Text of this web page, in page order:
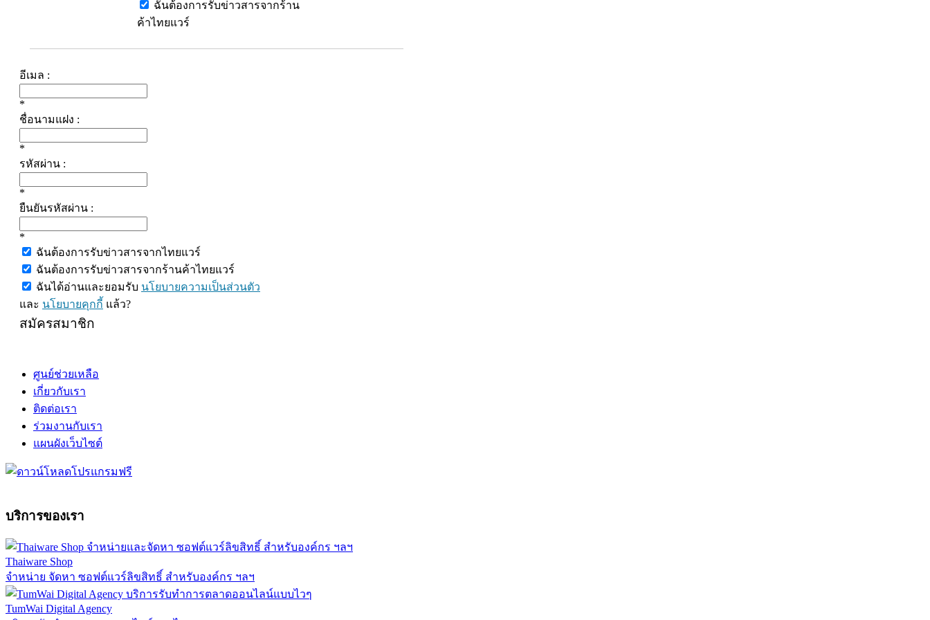
ฉันต้องการรับข่าวสารจากร้าน
ค้าไทยแวร์
อีเมล :
*
ชื่อนามแฝง :
*
รหัสผ่าน :
*
ยืนยันรหัสผ่าน :
*
ฉันต้องการรับข่าวสารจากไทยแวร์
ฉันต้องการรับข่าวสารจากร้านค้าไทยแวร์
ฉันได้อ่านและยอมรับ นโยบายความเป็นส่วนตัว
และ นโยบายคุกกี้ แล้ว?
สมัครสมาชิก
ศูนย์ช่วยเหลือ
เกี่ยวกับเรา
ติดต่อเรา
ร่วมงานกับเรา
แผนผังเว็บไซต์
บริการของเรา
Thaiware Shop
จำหน่าย จัดหา ซอฟต์แวร์ลิขสิทธิ์ สำหรับองค์กร ฯลฯ
TumWai Digital Agency